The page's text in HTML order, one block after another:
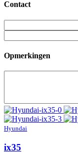
Contact
Opmerkingen
Hyundai
ix35